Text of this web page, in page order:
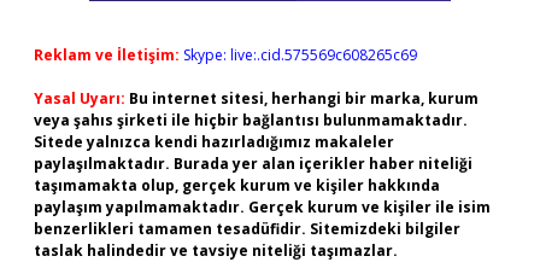
Reklam ve İletişim: Skype: live:.cid.575569c608265c69
Yasal Uyarı: Bu internet sitesi, herhangi bir marka, kurum
veya şahıs şirketi ile hiçbir bağlantısı bulunmamaktadır.
Sitede yalnızca kendi hazırladığımız makaleler
paylaşılmaktadır. Burada yer alan içerikler haber niteliği
taşımamakta olup, gerçek kurum ve kişiler hakkında
paylaşım yapılmamaktadır. Gerçek kurum ve kişiler ile isim
benzerlikleri tamamen tesadüfidir. Sitemizdeki bilgiler
taslak halindedir ve tavsiye niteliği taşımazlar.